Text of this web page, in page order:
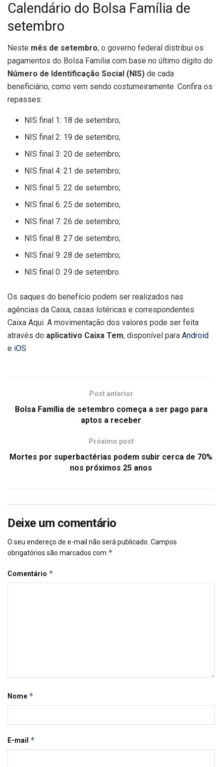
Calendário do Bolsa Família de
setembro
Neste mês de setembro, o governo federal distribui os
pagamentos do Bolsa Família com base no último dígito do
Número de Identificação Social (NIS) de cada
beneficiário, como vem sendo costumeiramente. Confira os
repasses:
NIS final 1: 18 de setembro;
NIS final 2: 19 de setembro;
NIS final 3: 20 de setembro;
NIS final 4: 21 de setembro;
NIS final 5: 22 de setembro;
NIS final 6: 25 de setembro;
NIS final 7: 26 de setembro;
NIS final 8: 27 de setembro;
NIS final 9: 28 de setembro;
NIS final 0: 29 de setembro.
Os saques do benefício podem ser realizados nas
agências da Caixa, casas lotéricas e correspondentes
Caixa Aqui. A movimentação dos valores pode ser feita
através do aplicativo Caixa Tem, disponível para Android
e iOS.
Post anterior
Bolsa Família de setembro começa a ser pago para
aptos a receber
Próximo post
Mortes por superbactérias podem subir cerca de 70%
nos próximos 25 anos
Deixe um comentário
O seu endereço de e-mail não será publicado. Campos
obrigatórios são marcados com *
Comentário *
Nome *
E-mail *